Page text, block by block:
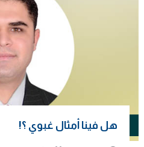
هل فينا أمثال غبوي ؟!